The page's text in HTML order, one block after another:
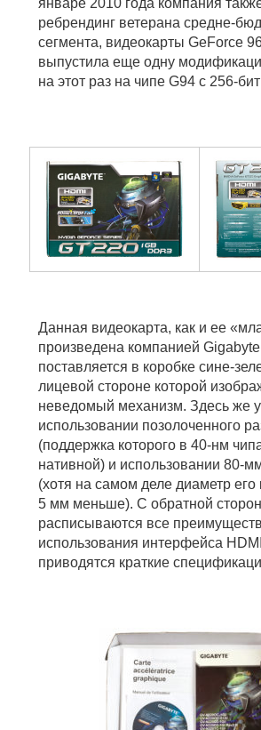
ребрендинг ветерана средне-
сегмента, видеокарты GeForce
выпустила еще одну
на этот раз на чипе G94 с 256-
Данная видеокарта, как и ее
произведена компанией
поставляется в коробке сине-
лицевой стороне которой
неведомый механизм. Здесь же
использовании позолоченного
(поддержка которого в 40-нм
нативной) и использовании 80-
(хотя на самом деле диаметр его
5 мм меньше). С обратной
расписываются все
использования интерфейса
приводятся краткие